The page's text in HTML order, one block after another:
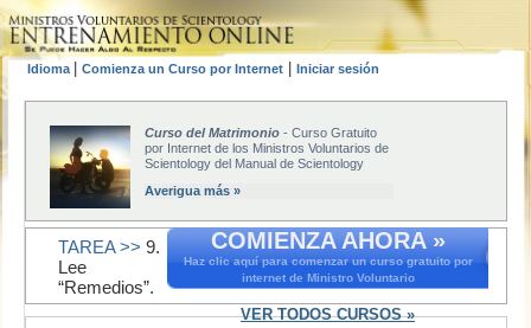
Idioma Comienza un Curso por Internet Iniciar sesión
Curso del Matrimonio - Curso Gratuito
por Internet de los Ministros Voluntarios de
Scientology del Manual de Scientology
Averigua más »
COMIENZA AHORA »
Haz clic aquí para comenzar un curso gratuito por
internet de Ministro Voluntario
VER TODOS CURSOS »
TAREA >> 9.
Lee
“Remedios”.